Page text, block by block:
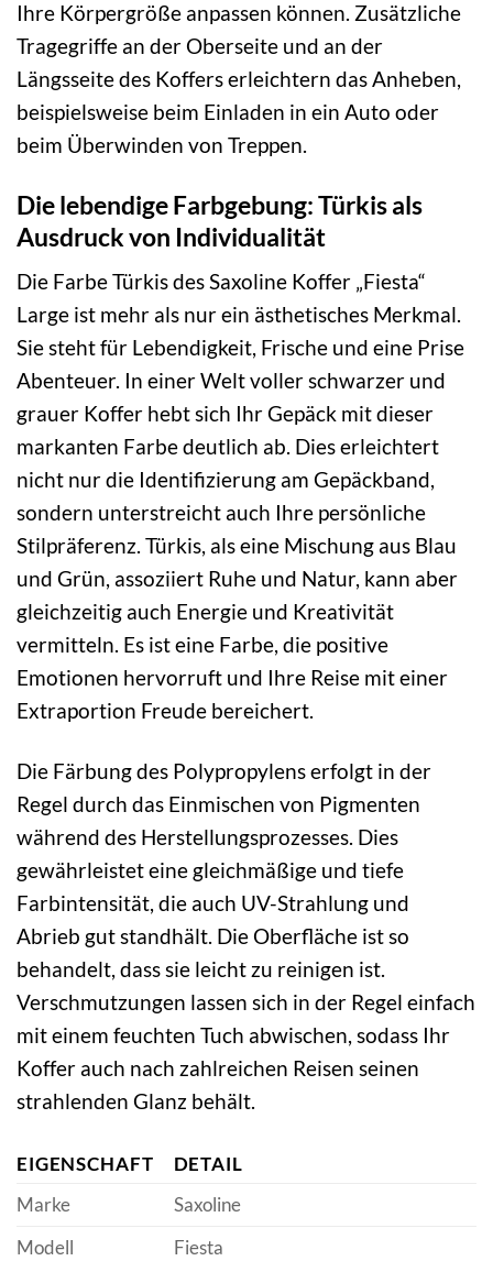
Ihre Körpergröße anpassen können. Zusätzliche
Tragegriffe an der Oberseite und an der
Längsseite des Koffers erleichtern das Anheben,
beispielsweise beim Einladen in ein Auto oder
beim Überwinden von Treppen.
Die lebendige Farbgebung: Türkis als
Ausdruck von Individualität
Die Farbe Türkis des Saxoline Koffer „Fiesta“
Large ist mehr als nur ein ästhetisches Merkmal.
Sie steht für Lebendigkeit, Frische und eine Prise
Abenteuer. In einer Welt voller schwarzer und
grauer Koffer hebt sich Ihr Gepäck mit dieser
markanten Farbe deutlich ab. Dies erleichtert
nicht nur die Identifizierung am Gepäckband,
sondern unterstreicht auch Ihre persönliche
Stilpräferenz. Türkis, als eine Mischung aus Blau
und Grün, assoziiert Ruhe und Natur, kann aber
gleichzeitig auch Energie und Kreativität
vermitteln. Es ist eine Farbe, die positive
Emotionen hervorruft und Ihre Reise mit einer
Extraportion Freude bereichert.
Die Färbung des Polypropylens erfolgt in der
Regel durch das Einmischen von Pigmenten
während des Herstellungsprozesses. Dies
gewährleistet eine gleichmäßige und tiefe
Farbintensität, die auch UV-Strahlung und
Abrieb gut standhält. Die Oberfläche ist so
behandelt, dass sie leicht zu reinigen ist.
Verschmutzungen lassen sich in der Regel einfach
mit einem feuchten Tuch abwischen, sodass Ihr
Koffer auch nach zahlreichen Reisen seinen
strahlenden Glanz behält.
EIGENSCHAFT
DETAIL
Marke
Saxoline
Modell
Fiesta